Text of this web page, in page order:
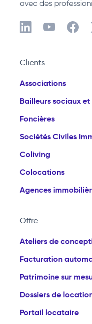
avec des
Clients
Associations
Bailleurs sociaux
Foncières
Sociétés Civiles
Coliving
Colocations
Agences
Offre
Ateliers de
Facturation
Patrimoine sur
Dossiers de
Portail locataire